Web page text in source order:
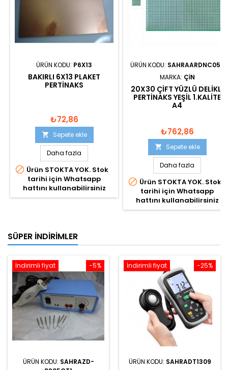
ÜRÜN KODU: P6X13
BAKIRLI 6X13 PLAKET
PERTINAKS
₺72,86
 Sepete ekle
Daha fazla
 Ürün STOKTA YOK. Stok
tarihi için Whatsapp
hattını kullanabilirsiniz
ÜRÜN KODU: SAHRAARDNC053
MARKA: ÇIN
20X30 ÇIFT YÜZLÜ DELIKLI
PERTINAKS YEŞIL 1.KALITE
A4
₺762,86
 Sepete ekle
Daha fazla
 Ürün STOKTA YOK. Stok
tarihi için Whatsapp
hattını kullanabilirsiniz
SÜPER İNDIRIMLER
-5%
İndirimli fiyat
ÜRÜN KODU: SAHRAZD-
-25%
İndirimli fiyat
ÜRÜN KODU: SAHRADT1309